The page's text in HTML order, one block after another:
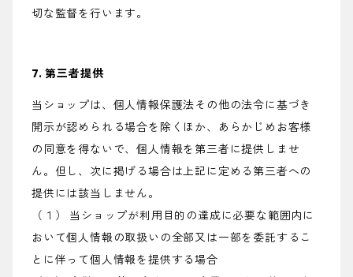
切な監督を行います。
7. 第三者提供
当ショップは、個人情報保護法その他の法令に基づき
開示が認められる場合を除くほか、あらかじめお客様
の同意を得ないで、個人情報を第三者に提供しませ
ん。但し、次に掲げる場合は上記に定める第三者への
提供には該当しません。
（１） 当ショップが利用目的の達成に必要な範囲内に
おいて個人情報の取扱いの全部又は一部を委託するこ
とに伴って個人情報を提供する場合